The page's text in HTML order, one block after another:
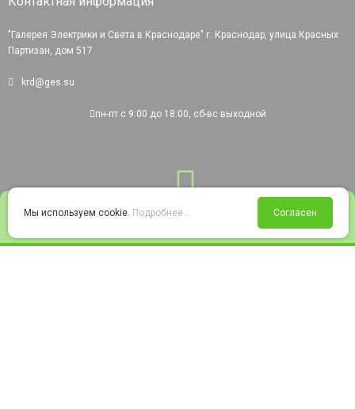
Войти Избранное Корзина
"Галерея Электрики и Света в Краснодаре" г. Краснодар, улица Красных
Партизан, дом 517
krd@ges.su
пн-пт с 9:00 до 18:00, сб-вс выходной
Мы используем cookie. Подробнее... Согласен